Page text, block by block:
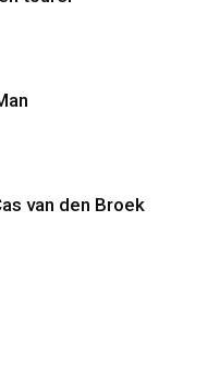
van den Broek